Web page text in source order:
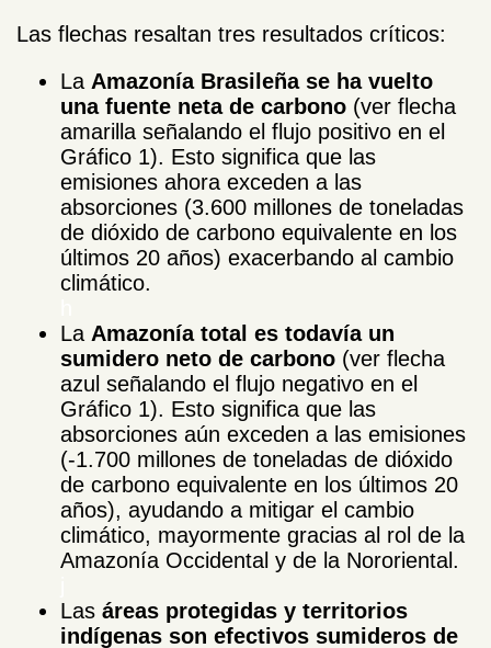
Las flechas resaltan tres resultados críticos:
La Amazonía Brasileña se ha vuelto
una fuente neta de carbono (ver flecha
amarilla señalando el flujo positivo en el
Gráfico 1). Esto significa que las
emisiones ahora exceden a las
absorciones (3.600 millones de toneladas
de dióxido de carbono equivalente en los
últimos 20 años) exacerbando al cambio
climático.
La Amazonía total es todavía un
sumidero neto de carbono (ver flecha
azul señalando el flujo negativo en el
Gráfico 1). Esto significa que las
absorciones aún exceden a las emisiones
(-1.700 millones de toneladas de dióxido
de carbono equivalente en los últimos 20
años), ayudando a mitigar el cambio
climático, mayormente gracias al rol de la
Amazonía Occidental y de la Nororiental.
Las áreas protegidas y territorios
indígenas son efectivos sumideros de